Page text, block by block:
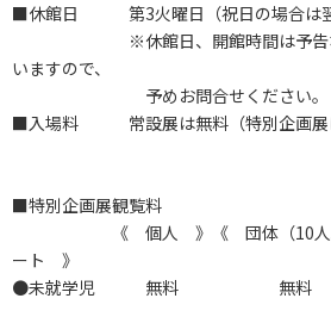
■休館日 第3火曜日（祝日の場合は翌
※休館日、開館時間は予告なく
いますので、
予めお問合せください。
■入場料 常設展は無料（特別企画展
■特別企画展観覧料
《 個人 》《 団体（10人以上
ート 》
●未就学児 無料